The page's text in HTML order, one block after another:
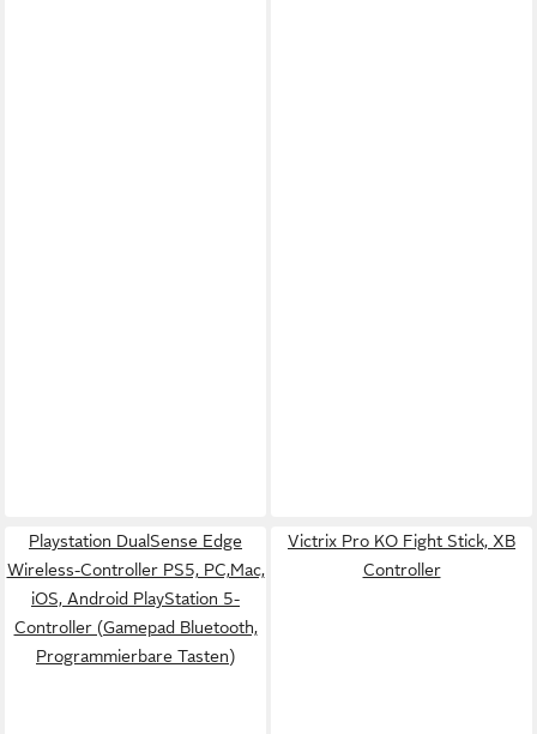
Playstation DualSense Edge
Wireless-Controller PS5, PC,Mac,
iOS, Android PlayStation 5-
Controller (Gamepad Bluetooth,
Programmierbare Tasten)
Victrix Pro KO Fight Stick, XB
Controller